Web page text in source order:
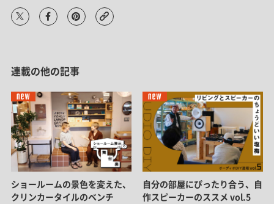
連載の他の記事
ショールームの景色を変えた、
クリンカータイルのベンチ
自分の部屋にぴったり合う、自
作スピーカーのススメ vol.5